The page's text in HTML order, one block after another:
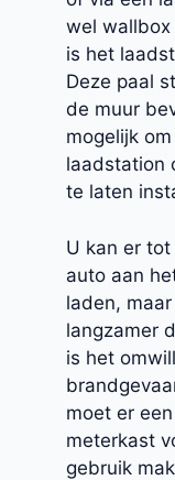
wel wallbox
is het
Deze paal
de muur
mogelijk
laadstation
te laten
U kan er
auto aan
laden,
langzamer
is het
moet er
meterkast
gebruik